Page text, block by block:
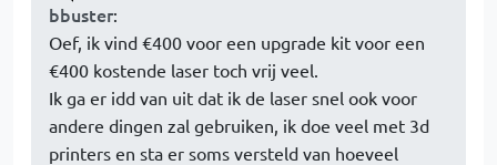
bbuster:
Oef, ik vind €400 voor een upgrade kit voor een
€400 kostende laser toch vrij veel.
Ik ga er idd van uit dat ik de laser snel ook voor
andere dingen zal gebruiken, ik doe veel met 3d
printers en sta er soms versteld van hoeveel